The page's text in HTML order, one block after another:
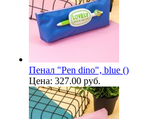
Пенал "Pen dino", blue ()
Цена: 327.00 руб.